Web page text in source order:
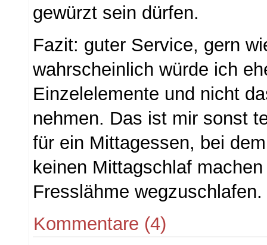
gewürzt sein dürfen.
Fazit: guter Service, gern
wahrscheinlich würde ich
Einzelelemente und nicht
nehmen. Das ist mir sonst
für ein Mittagessen, bei
keinen Mittagschlaf
Fresslähme wegzuschlafen.
Kommentare (4)